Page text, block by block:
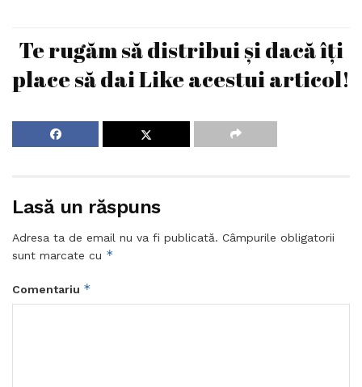
Te rugăm să distribui și dacă îți
place să dai Like acestui articol!
Lasă un răspuns
Adresa ta de email nu va fi publicată. Câmpurile obligatorii
sunt marcate cu *
Comentariu *